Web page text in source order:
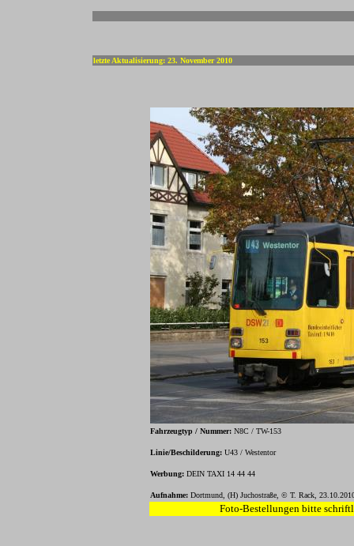
letzte Aktualisierung: 23. November 2010
Fahrzeugtyp / Nummer: N8C / TW-153
Linie/Beschilderung: U43 / Westentor
Werbung: DEIN TAXI 14 44 44
Aufnahme: Dortmund, (H) Juchostraße, © T. Rack,
Foto-Bestellungen bitte